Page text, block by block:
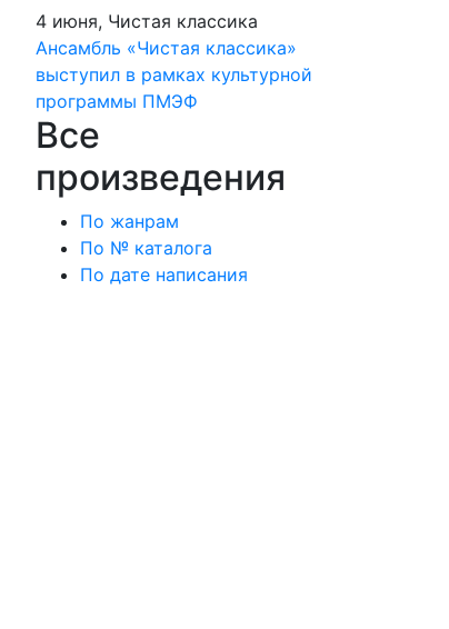
4 июня, Чистая классика
Ансамбль «Чистая классика»
выступил в рамках культурной
программы ПМЭФ
Все
произведения
По жанрам
По № каталога
По дате написания